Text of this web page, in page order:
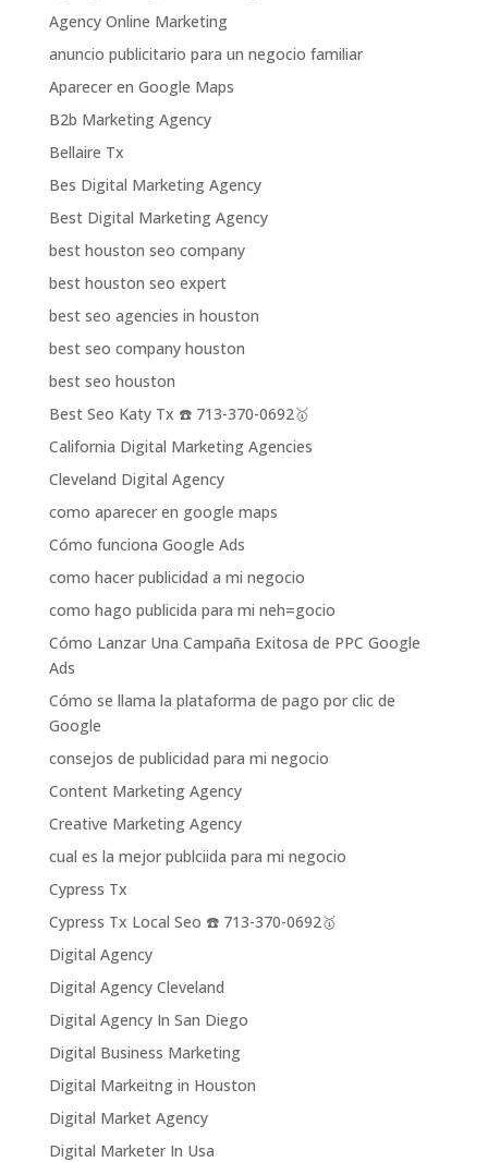
Agency Online Marketing
anuncio publicitario para un negocio familiar
Aparecer en Google Maps
B2b Marketing Agency
Bellaire Tx
Bes Digital Marketing Agency
Best Digital Marketing Agency
best houston seo company
best houston seo expert
best seo agencies in houston
best seo company houston
best seo houston
Best Seo Katy Tx ☎️ 713-370-0692🥇
California Digital Marketing Agencies
Cleveland Digital Agency
como aparecer en google maps
Cómo funciona Google Ads
como hacer publicidad a mi negocio
como hago publicida para mi neh=gocio
Cómo Lanzar Una Campaña Exitosa de PPC Google
Ads
Cómo se llama la plataforma de pago por clic de
Google
consejos de publicidad para mi negocio
Content Marketing Agency
Creative Marketing Agency
cual es la mejor publciida para mi negocio
Cypress Tx
Cypress Tx Local Seo ☎️ 713-370-0692🥇
Digital Agency
Digital Agency Cleveland
Digital Agency In San Diego
Digital Business Marketing
Digital Markeitng in Houston
Digital Market Agency
Digital Marketer In Usa